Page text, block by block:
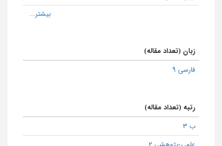
زبان (تعداد مقاله)
فارسی 9
رتبه (تعداد مقاله)
ب 3
علمی-پژوهشی 2